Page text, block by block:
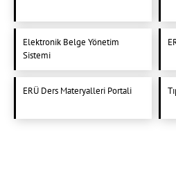
Elektronik Belge Yönetim
Sistemi
ERÜ Ders Materyalleri Portali